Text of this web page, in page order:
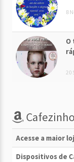
8
O
20
Acesse a maior
Dispositivos de